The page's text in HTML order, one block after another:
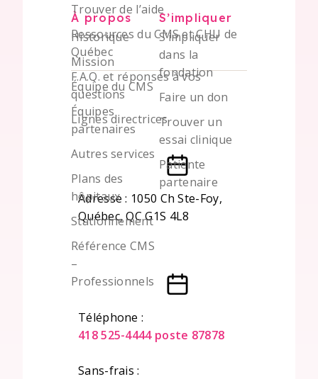
Trouver de l’aide
Ressources du CMS et CHU de
Québec
F.A.Q. et réponses à vos
questions
Lignes directrices
À propos
Historique
Mission
Équipe du CMS
Équipes
partenaires
Autres services
Plans des
hôpitaux
Stationnement
Référence CMS
–
Professionnels
S’impliquer
S’impliquer
dans la
fondation
Faire un don
Trouver un
essai clinique
Patiente
partenaire
Adresse : 1050 Ch Ste-Foy,
Québec, QC G1S 4L8
Téléphone :
418 525-4444 poste 87878
Sans-frais :